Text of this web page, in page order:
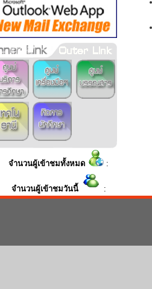
จำนวนผู้เข้าชมทั้งหมด :
จำนวนผู้เข้าชมวันนี้ :